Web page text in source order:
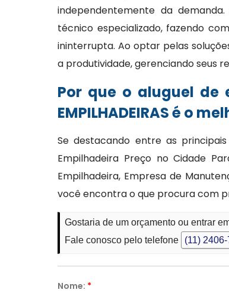
independentemente da
técnico especializado, fazendo
ininterrupta. Ao optar pelas
a produtividade, gerenciando seus
Por que o aluguel de
EMPILHADEIRAS é o
Se destacando entre as
Empilhadeira Preço no Cidade
Empilhadeira, Empresa de
você encontra o que procura com
Gostaria de um orçamento ou entrar
Fale conosco pelo telefone
(11)
Nome: *